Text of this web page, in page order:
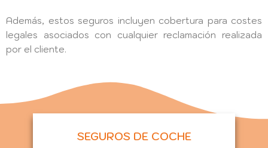
Además, estos seguros incluyen cobertura para costes
legales asociados con cualquier reclamación realizada
por el cliente.
SEGUROS DE COCHE